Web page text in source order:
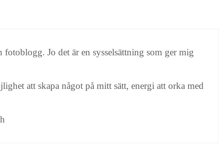
Jo det är en sysselsättning som ger mig
att skapa något på mitt sätt, energi att orka med